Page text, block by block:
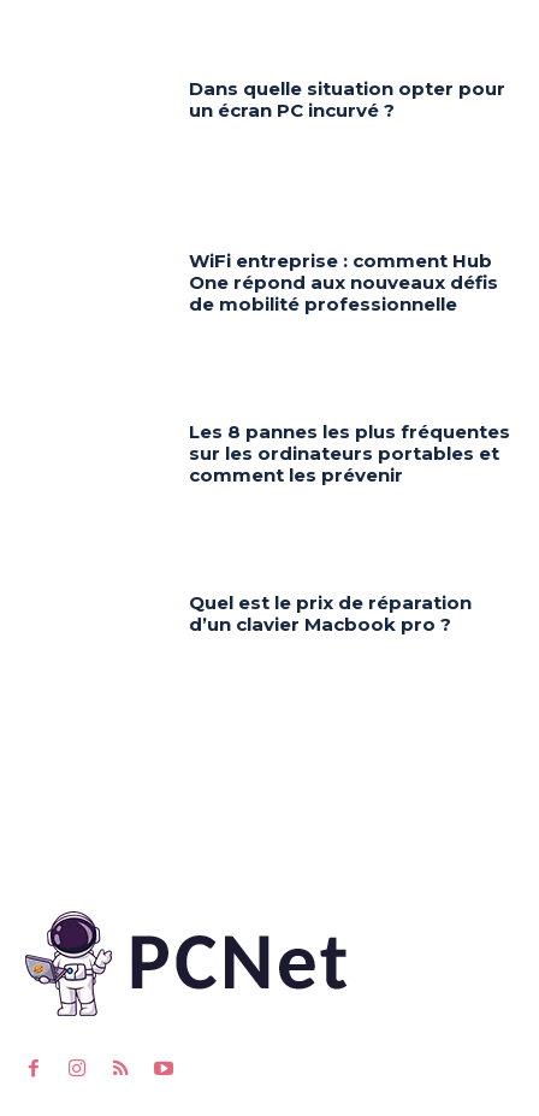
Dans quelle situation opter pour
un écran PC incurvé ?
WiFi entreprise : comment Hub
One répond aux nouveaux défis
de mobilité professionnelle
Les 8 pannes les plus fréquentes
sur les ordinateurs portables et
comment les prévenir
Quel est le prix de réparation
d’un clavier Macbook pro ?